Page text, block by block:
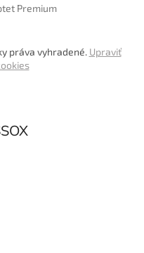
Premium
práva vyhradené. Upraviť